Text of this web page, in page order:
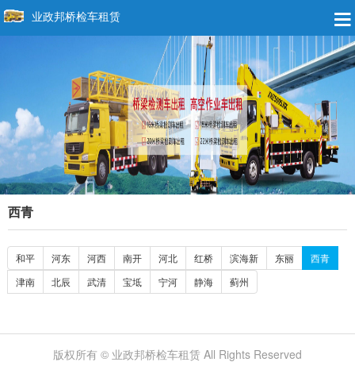
业政邦桥检车租赁
西青
和平 河东 河西 南开 河北 红桥 滨海新 东丽
西青
津南
北辰 武清 宝坻 宁河 静海 蓟州
版权所有 © 业政邦桥检车租赁 All Rights Reserved